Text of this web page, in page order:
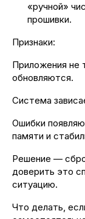
«ручной»
прошивки.
Признаки:
Приложения не
обновляются.
Система
Ошибки
памяти и
Решение —
доверить это
ситуацию.
Что делать,